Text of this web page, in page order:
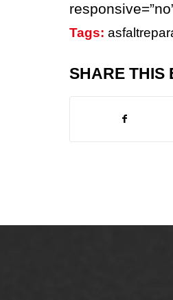
Tags:
SHARE THIS